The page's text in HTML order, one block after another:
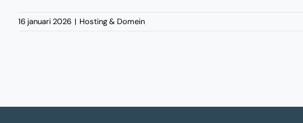
16 januari 2026 | Hosting & Domein